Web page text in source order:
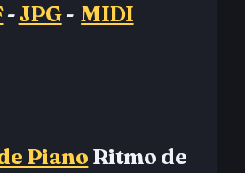
-JPG-MIDI
Piano Ritmo de